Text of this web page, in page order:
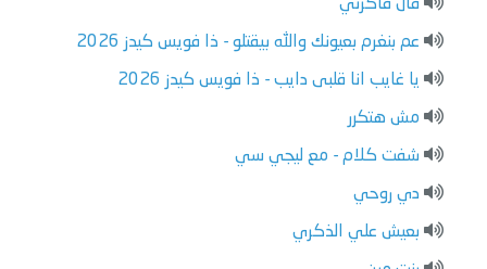
قال فاكرني
عم بنغرم بعيونك والله بيقتلو - ذا فويس كيدز 2026
يا غايب انا قلبى دايب - ذا فويس كيدز 2026
مش هتكرر
شفت كلام - مع ليجي سي
دي روحي
بعيش علي الذكري